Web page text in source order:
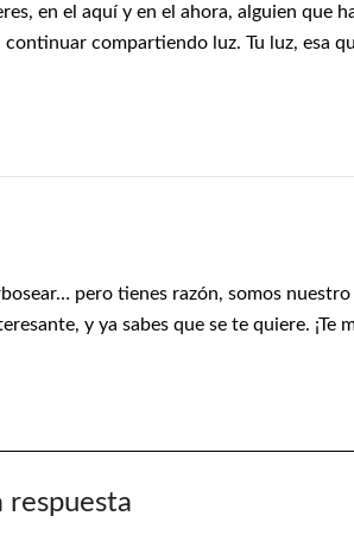
en el aquí y en el ahora, alguien que
compartiendo luz. Tu luz, esa
pero tienes razón, somos nuestro
y ya sabes que se te quiere. ¡Te
respuesta